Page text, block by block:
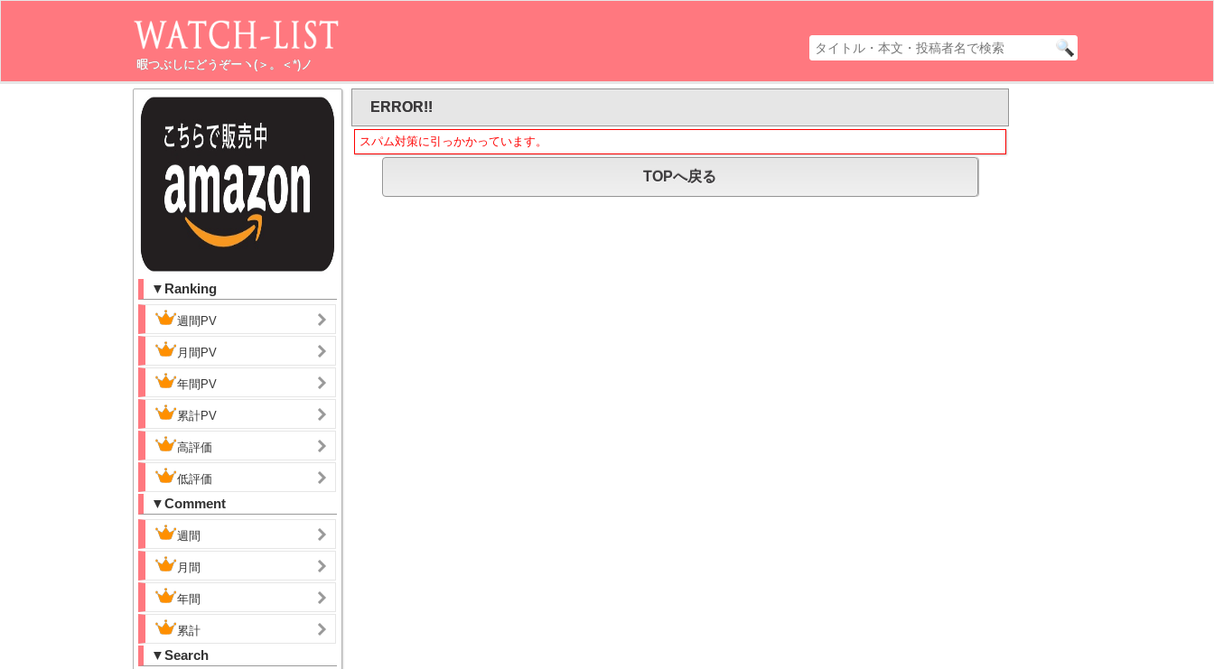
暇つぶしにどうぞーヽ(＞。＜*)ノ
▼Ranking
週間PV
月間PV
年間PV
累計PV
高評価
低評価
▼Comment
週間
月間
年間
累計
▼Search
ERROR!!
スパム対策に引っかかっています。
TOPへ戻る